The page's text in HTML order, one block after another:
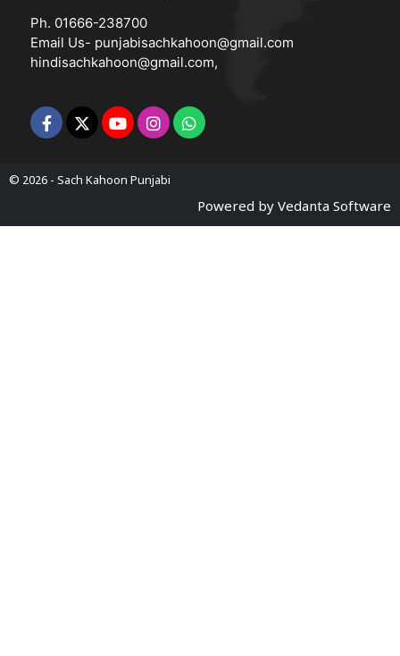
Ph. 01666-238700
Email Us- punjabisachkahoon@gmail.com
hindisachkahoon@gmail.com,
© 2026 - Sach Kahoon Punjabi
Powered by Vedanta Software